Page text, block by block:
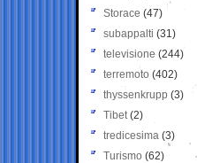
Storace (47)
subappalti (31)
televisione(244)
terremoto (402)
thyssenkrupp (3)
Tibet(2)
tredicesima (3)
Turismo (62)